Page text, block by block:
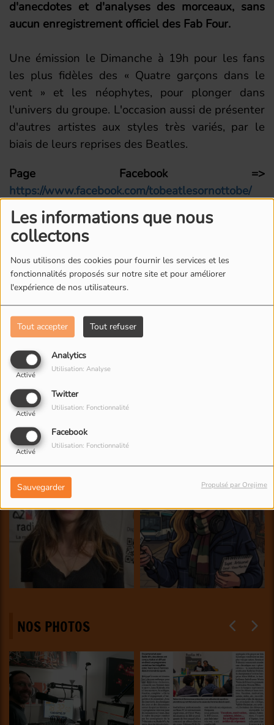
Les informations que nous
collectons
Nous utilisons des cookies pour fournir les services et les
fonctionnalités proposés sur notre site et pour améliorer
l'expérience de nos utilisateurs.
Tout accepter Tout refuser
Analytics
Activé
Utilisation: Analyse
Twitter
Activé
Utilisation: Fonctionnalité
Facebook
Activé
Utilisation: Fonctionnalité
Sauvegarder Propulsé par Orejime
d'anecdotes et d'analyses des morceaux, sans
aucun enregistrement officiel des Fab Four.
Une émission le Dimanche à 19h pour les fans
les plus fidèles des « Quatre garçons dans le
vent » et les néophytes, pour plonger dans
l'univers du groupe. L'occasion aussi de présenter
d'autres artistes aux styles très variés, par le
biais de leurs reprises des Beatles.
Page Facebook =>
https://www.facebook.com/tobeatlesornottobe/
L'ÉQUIPE DE RADIO M'S
NOS PHOTOS